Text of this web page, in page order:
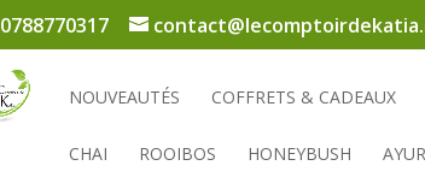
0788770317
NOUVEAUTÉS COFFRETS & CADEAUX
CHAI ROOIBOS HONEYBUSH